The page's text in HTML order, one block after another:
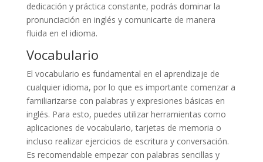
dedicación y práctica constante, podrás dominar la
pronunciación en inglés y comunicarte de manera
fluida en el idioma.
Vocabulario
El vocabulario es fundamental en el aprendizaje de
cualquier idioma, por lo que es importante comenzar a
familiarizarse con palabras y expresiones básicas en
inglés. Para esto, puedes utilizar herramientas como
aplicaciones de vocabulario, tarjetas de memoria o
incluso realizar ejercicios de escritura y conversación.
Es recomendable empezar con palabras sencillas y